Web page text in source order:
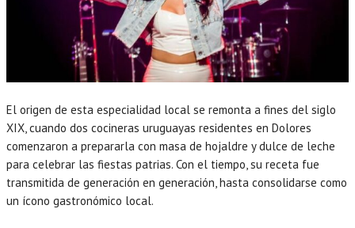
El origen de esta especialidad local se remonta a fines del siglo
XIX, cuando dos cocineras uruguayas residentes en Dolores
comenzaron a prepararla con masa de hojaldre y dulce de leche
para celebrar las fiestas patrias. Con el tiempo, su receta fue
transmitida de generación en generación, hasta consolidarse como
un ícono gastronómico local.